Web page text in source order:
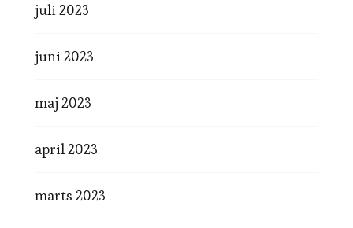
juli 2023
juni 2023
maj 2023
april 2023
marts 2023